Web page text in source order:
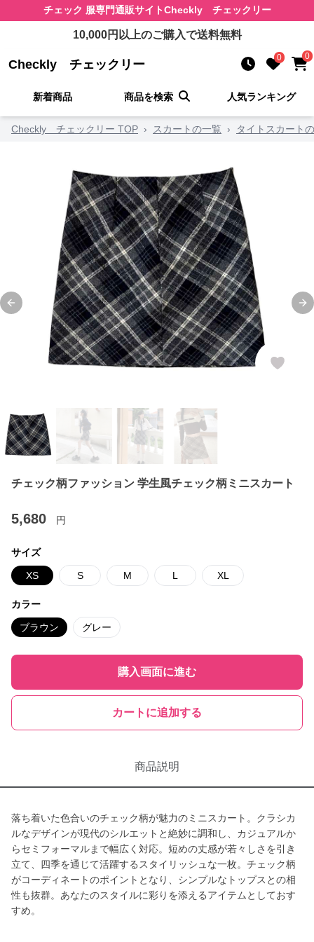
チェック 服専門通販サイトCheckly チェックリー
10,000円以上のご購入で送料無料
Checkly チェックリー 0 0
新着商品 商品を検索 人気ランキング
Checkly チェックリー TOP › スカートの一覧 › タイトスカート
Previous slide
チェック柄ファッション 学生風チェック柄ミニスカート
5,680 円
サイズ
XS S M L XL
カラー
ブラウン グレー
購入画面に進む
カートに追加する
商品説明
落ち着いた色合いのチェック柄が魅力のミニスカート。クラシカ
ルなデザインが現代のシルエットと絶妙に調和し、カジュアルか
らセミフォーマルまで幅広く対応。短めの丈感が若々しさを引き
立て、四季を通じて活躍するスタイリッシュな一枚。チェック柄
がコーディネートのポイントとなり、シンプルなトップスとの相
性も抜群。あなたのスタイルに彩りを添えるアイテムとしておす
すめ。